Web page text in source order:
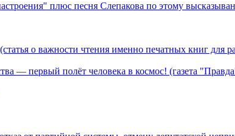
плюс песня Слепакова по этому
о важности чтения именно печатных книг
— первый полёт человека в космос! (газета